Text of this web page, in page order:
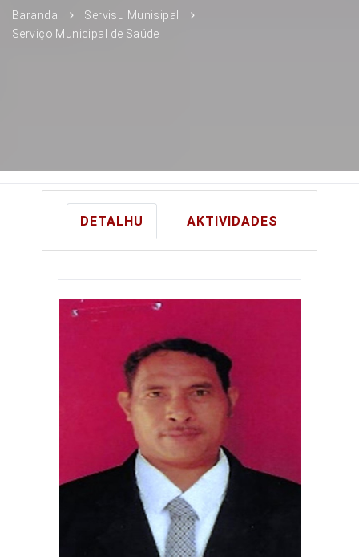
Baranda
Servisu Munisipal
Serviço Municipal de Saúde
DETALHU AKTIVIDADES